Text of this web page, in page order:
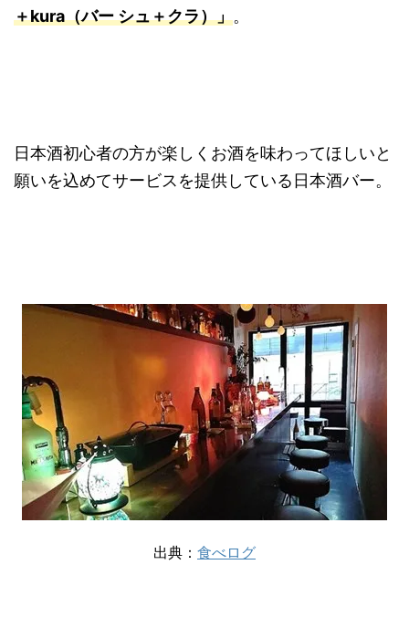
＋kura（バー シュ＋クラ）」。
日本酒初心者の方が楽しくお酒を味わってほしいと
願いを込めてサービスを提供している日本酒バー。
出典： 食べログ